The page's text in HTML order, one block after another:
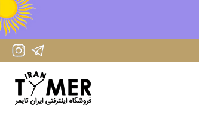
IranTimer Instagram Page